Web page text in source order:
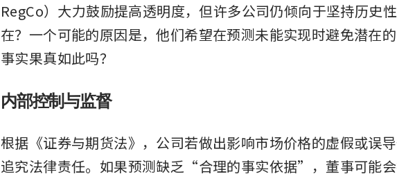
RegCo）大力鼓励提高透明度，但许多公司仍倾向于坚持历史
在？一个可能的原因是，他们希望在预测未能实现时避免潜在
事实果真如此吗？
内部控制与监督
根据《证券与期货法》，公司若做出影响市场价格的虚假或误
追究法律责任。如果预测缺乏“合理的事实依据”，董事可能